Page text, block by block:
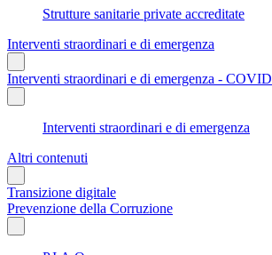
Strutture sanitarie private accreditate
Interventi straordinari e di emergenza
Interventi straordinari e di emergenza - COVID
Interventi straordinari e di emergenza
Altri contenuti
Transizione digitale
Prevenzione della Corruzione